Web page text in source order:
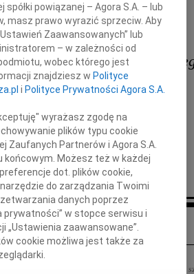
Córce i Rodzinie
wyrazy głębokiego współczucia
składają
Zarząd i Pracownicy
Firmy VARIA Sp. z o.o.
Inne kondolencje
do tych pagórków leśnych, do tych łąk zielonych,
spółki powiązanej – Agora S.A. – lub
masz prawo wyrazić sprzeciw. Aby
Zaawansowanych” lub
– w zależności od
wobec którego jest
znajdziesz w Polityce
i Polityce Prywatności Agora S.A.
wyrażasz zgodę na
plików typu cookie
Zaufanych Partnerów i Agora S.A.
końcowym. Możesz też w każdej
dot. plików cookie,
do zarządzania Twoimi
danych poprzez
prywatności” w stopce serwisu i
„Ustawienia zaawansowane”.
cookie możliwa jest także za